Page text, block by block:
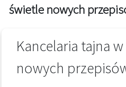
świetle nowych
Kancelaria tajna
nowych